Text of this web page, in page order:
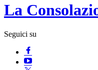
La
Seguici su